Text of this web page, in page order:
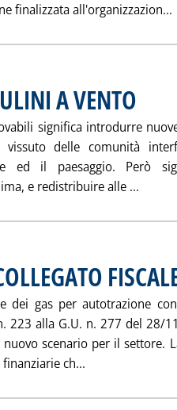
finalizzata all'organizzazion...
A VENTO
significa introdurre
delle comunità
ed il paesaggio. Però
e redistribuire alle ...
dei gas per autotrazione
223 alla G.U. n. 277 del 28/
nuovo scenario per il settore.
ch...